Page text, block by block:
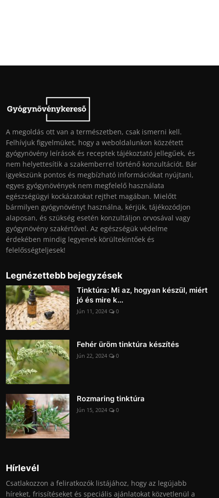
A megoldás ott van a természetben, csak ismerni kell.
Felhívjuk figyelmüket, hogy a weboldalunkon közzétett
gyógynövény leírások és receptek tájékoztató jellegűek, és
nem helyettesítik a szakemberrel történő konzultációt. Bár
igyekszünk pontos és megbízható információkat nyújtani,
egyes gyógynövények nem megfelelő használata
egészségügyi kockázatokat rejthet magában. Mielőtt
bármilyen gyógynövényt használna, kérjük, tájékozódjon
alaposan, és szükség esetén konzultáljon orvosával vagy
gyógynövény szakértővel. Az egészségük védelme
érdekében mindig legyenek körültekintőek és
felelősségteljesek!
Legnézettebb bejegyzések
Tinktúra: Mi az, hogyan készül, miért
jó és mire k...
Jún 11, 2024 0
Fehér üröm tinktúra készítés
Jún 22, 2024 0
Rozmaring tinktúra
Jún 15, 2024 0
Hírlevél
Csatlakozzon a feliratkozók listájához, hogy az legújabb
híreket, frissítéseket és speciális ajánlatokat közvetlenül a